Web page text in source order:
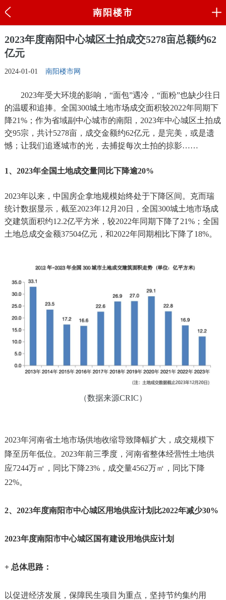
南阳楼市
2023年度南阳中心城区土拍成交5278亩总额约62
亿元
2024-01-01 南阳楼市网
2023年受大环境的影响，“面包”遇冷，“面粉”也缺少往日
的温暖和追捧。全国300城土地市场成交面积较2022年同期下
降21%；作为省域副中心城市的南阳，2023年中心城区土拍成
交95宗，共计5278亩，成交金额约62亿元，是完美，或是遗
憾；让我们追逐城市的光，去捕捉每次土拍的掠影……
1、2023年全国土地成交量同比下降逾20%
2023年以来，中国房企拿地规模始终处于下降区间。克而瑞
统计数据显示，截至2023年12月20日，全国300城土地市场成
交建筑面积约12.2亿平方米，较2022年同期下降了21%；全国
土地总成交金额37504亿元，和2022年同期相比下降了18%。
（数据来源CRIC）
2023年河南省土地市场供地收缩导致降幅扩大，成交规模下
降至历年低位。2023年前三季度，河南省整体经营性土地供
应7244万㎡，同比下降23%，成交量4562万㎡，同比下降
22%。
2、2023年度南阳市中心城区用地供应计划比2022年减少30%
2023年度南阳市中心城区国有建设用地供应计划
+ 总体思路：
以促进经济发展，保障民生项目为重点，坚持节约集约用